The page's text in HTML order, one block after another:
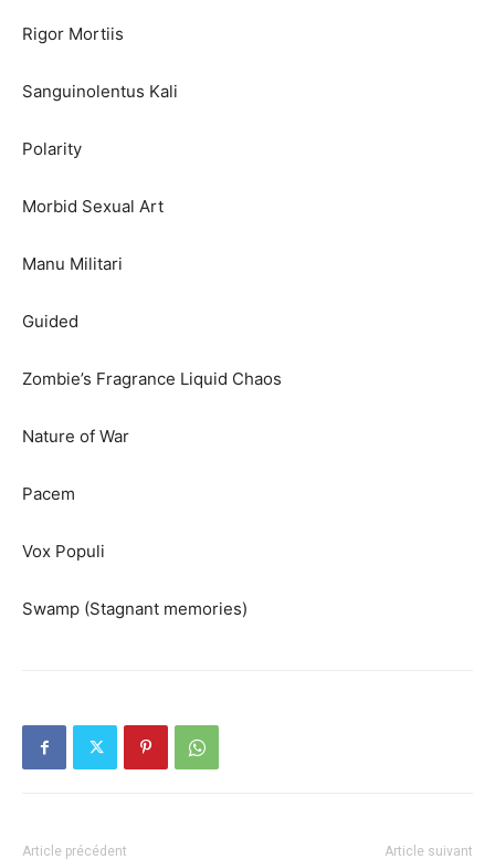
Rigor Mortiis
Sanguinolentus Kali
Polarity
Morbid Sexual Art
Manu Militari
Guided
Zombie’s Fragrance Liquid Chaos
Nature of War
Pacem
Vox Populi
Swamp (Stagnant memories)
Article précédent Article suivant